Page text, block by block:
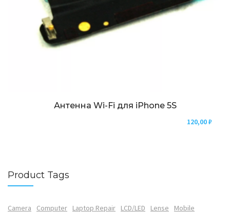
Антенна Wi-Fi для iPhone 5S
120,00₽
Product Tags
Camera Computer Laptop Repair LCD/LED Lense
Mobile